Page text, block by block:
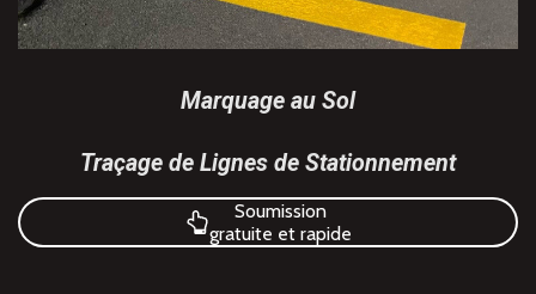
Marquage au Sol
Traçage de Lignes de Stationnement
Soumission
gratuite et rapide